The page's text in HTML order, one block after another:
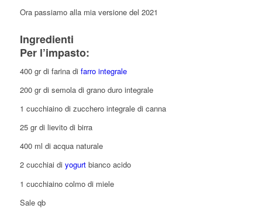
Ora passiamo alla mia versione del 2021
Ingredienti
Per l’impasto:
400 gr di farina di farro integrale
200 gr di semola di grano duro integrale
1 cucchiaino di zucchero integrale di canna
25 gr di lievito di birra
400 ml di acqua naturale
2 cucchiai di yogurtbianco acido
1 cucchiaino colmo di miele
Sale qb